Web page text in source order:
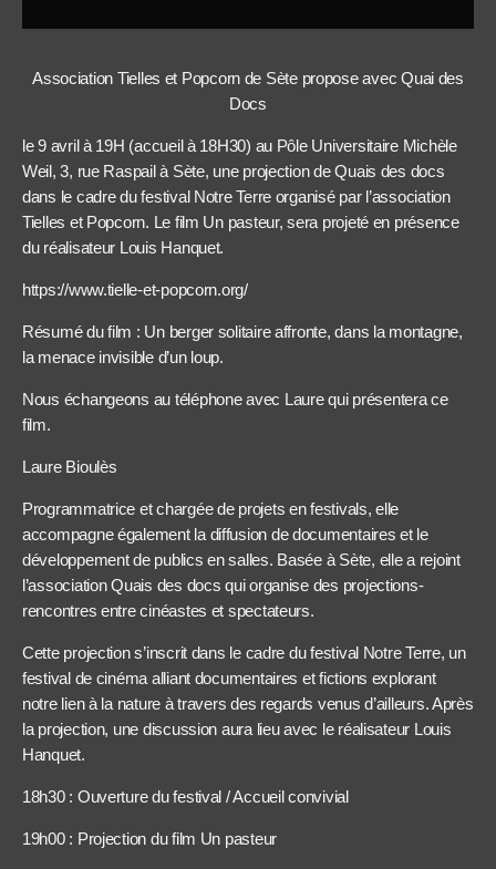
Association Tielles et Popcorn de Sète propose avec Quai des
Docs
le 9 avril à 19H (accueil à 18H30) au Pôle Universitaire Michèle
Weil, 3, rue Raspail à Sète, une projection de Quais des docs
dans le cadre du festival Notre Terre organisé par l’association
Tielles et Popcorn. Le film Un pasteur, sera projeté en présence
du réalisateur Louis Hanquet.
https://www.tielle-et-popcorn.org/
Résumé du film : Un berger solitaire affronte, dans la montagne,
la menace invisible d’un loup.
Nous échangeons au téléphone avec Laure qui présentera ce
film.
Laure Bioulès
Programmatrice et chargée de projets en festivals, elle
accompagne également la diffusion de documentaires et le
développement de publics en salles. Basée à Sète, elle a rejoint
l’association Quais des docs qui organise des projections-
rencontres entre cinéastes et spectateurs.
Cette projection s’inscrit dans le cadre du festival Notre Terre, un
festival de cinéma alliant documentaires et fictions explorant
notre lien à la nature à travers des regards venus d’ailleurs. Après
la projection, une discussion aura lieu avec le réalisateur Louis
Hanquet.
18h30 : Ouverture du festival / Accueil convivial
19h00 : Projection du film Un pasteur